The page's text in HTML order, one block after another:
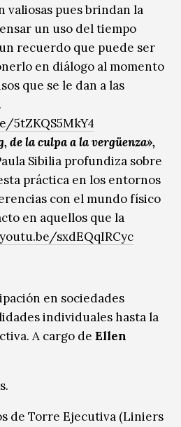
valiosas pues brindan la
un uso del tiempo
recuerdo que puede ser
en diálogo al momento
que se le dan a las
5tZKQS5MkY4
de la culpa a la vergüenza»,
Sibilia profundiza sobre
práctica en los entornos
con el mundo físico
en aquellos que la
sxdEQqIRCyc
en sociedades
individuales hasta la
A cargo de Ellen
de Torre Ejecutiva (Liniers